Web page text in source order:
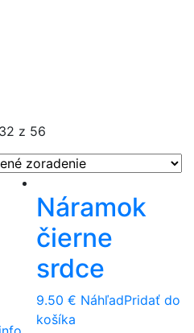
z 56
Náramok
čierne
srdce
9.50 € NáhľadPridať do
košíka